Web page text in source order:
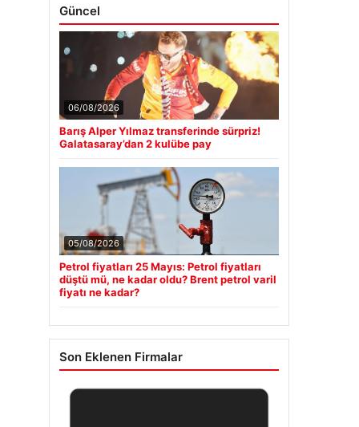
Güncel
06/08/2026
Barış Alper Yılmaz transferinde sürpriz!
Galatasaray’dan 2 kulübe pay
05/08/2026
Petrol fiyatları 25 Mayıs: Petrol fiyatları
düştü mü, ne kadar oldu? Brent petrol varil
fiyatı ne kadar?
Son Eklenen Firmalar